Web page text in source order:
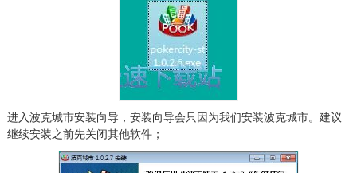
进入波克城市安装向导，安装向导会只因为我们安装波克城市。建议
继续安装之前先关闭其他软件；